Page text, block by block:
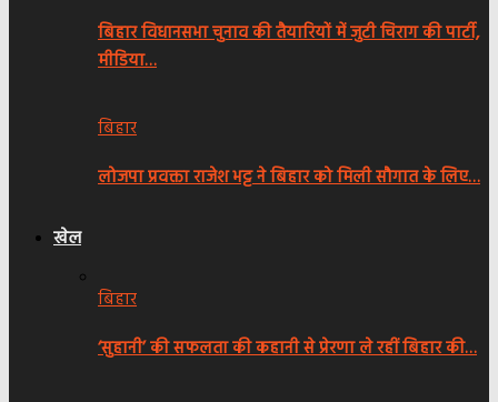
बिहार विधानसभा चुनाव की तैयारियों में जुटी चिराग की पार्टी,
मीडिया…
बिहार
लोजपा प्रवक्ता राजेश भट्ट ने बिहार को मिली सौगात के लिए…
खेल
बिहार
‘सुहानी’ की सफलता की कहानी से प्रेरणा ले रहीं बिहार की…